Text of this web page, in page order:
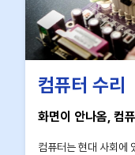
컴퓨터 수리
화면이 안나옴, 컴
컴퓨터는 현대 사회에